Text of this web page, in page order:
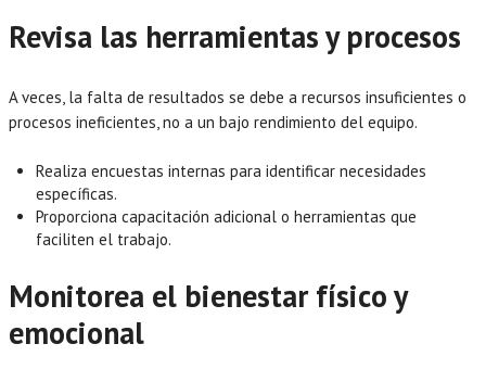
Revisa las herramientas y procesos
A veces, la falta de resultados se debe a recursos insuficientes o
procesos ineficientes, no a un bajo rendimiento del equipo.
Realiza encuestas internas para identificar necesidades
específicas.
Proporciona capacitación adicional o herramientas que
faciliten el trabajo.
Monitorea el bienestar físico y
emocional